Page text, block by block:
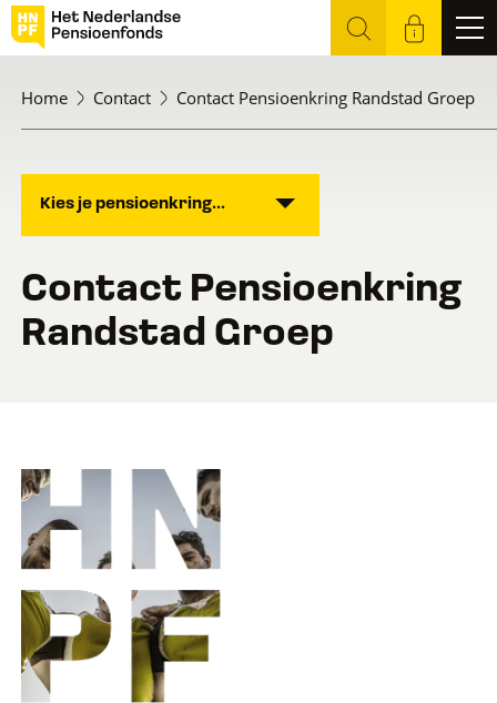
Home Contact Contact Pensioenkring Randstad Groep
Kies je pensioenkring...
Contact Pensioenkring
Randstad Groep